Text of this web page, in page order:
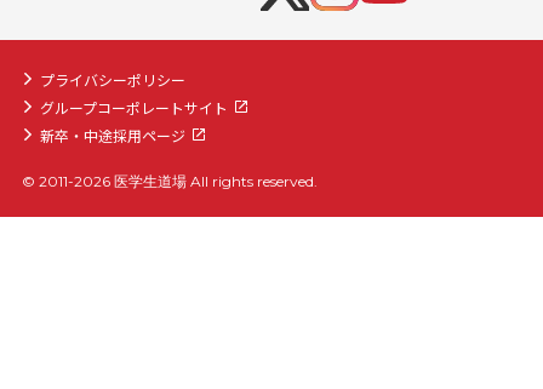
プライバシーポリシー
グループコーポレートサイト
新卒・中途採用ページ
© 2011-2026 医学生道場 All rights reserved.